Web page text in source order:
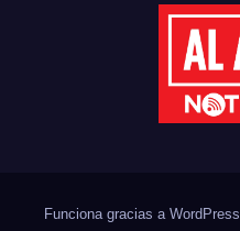
Funciona gracias a WordPress